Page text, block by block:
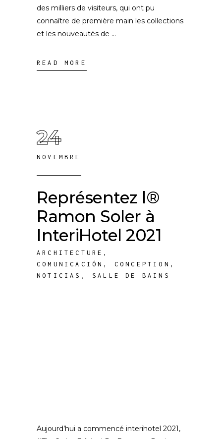
des milliers de visiteurs, qui ont pu
connaître de première main les collections
et les nouveautés de
READ MORE
24
NOVEMBRE
Représentez l®
Ramon Soler à
InteriHotel 2021
ARCHITECTURE ,
COMUNICACIÓN , CONCEPTION ,
NOTICIAS , SALLE DE BAINS
Aujourd’hui a commencé interihotel 2021,